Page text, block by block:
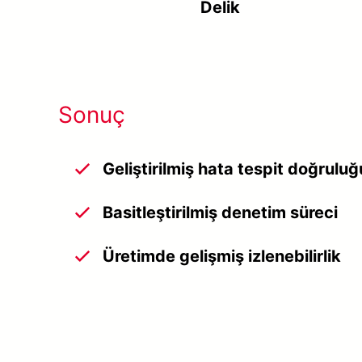
Delik
Sonuç
Geliştirilmiş hata tespit
Basitleştirilmiş denetim süreci
Üretimde gelişmiş izlenebilirlik